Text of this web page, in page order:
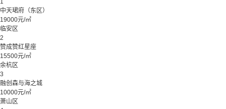
1
中天珺府（东区）
19000元/㎡
临安区
2
赞成赞红星座
15500元/㎡
余杭区
3
融创森与海之城
10000元/㎡
萧山区